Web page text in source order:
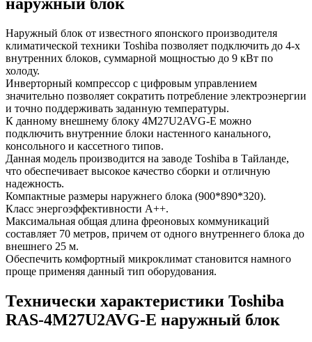
Наружный блок от известного японского производителя
климатической техники Toshiba позволяет подключить до 4-х
внутренних блоков, суммарной мощностью до 9 кВт по
холоду.
Инверторный компрессор с цифровым управлением
значительно позволяет сократить потребление электроэнергии
и точно поддерживать заданную температуры.
К данному внешнему блоку 4M27U2AVG-E можно
подключить внутренние блоки настенного канального,
консольного и кассетного типов.
Данная модель производится на заводе Toshiba в Тайланде,
что обеспечивает высокое качество сборки и отличную
надежность.
Компактные размеры наружнего блока (900*890*320).
Класс энергоэффективности А++.
Максимальная общая длина фреоновых коммуникаций
составляет 70 метров, причем от одного внутреннего блока до
внешнего 25 м.
Обеспечить комфортный микроклимат становится намного
проще применяя данный тип оборудования.
Технически характеристики Toshiba
RAS-4M27U2AVG-E наружный блок